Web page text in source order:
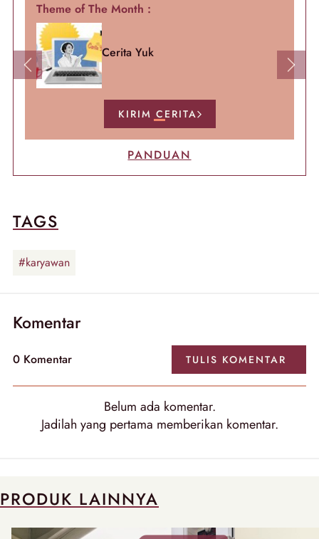
Theme of The Month :
Cerita Yuk
KIRIM CERITA
Previous Next
PANDUAN
TAGS
#karyawan
Komentar
0 Komentar TULIS KOMENTAR
Belum ada komentar.
Jadilah yang pertama memberikan komentar.
PRODUK LAINNYA